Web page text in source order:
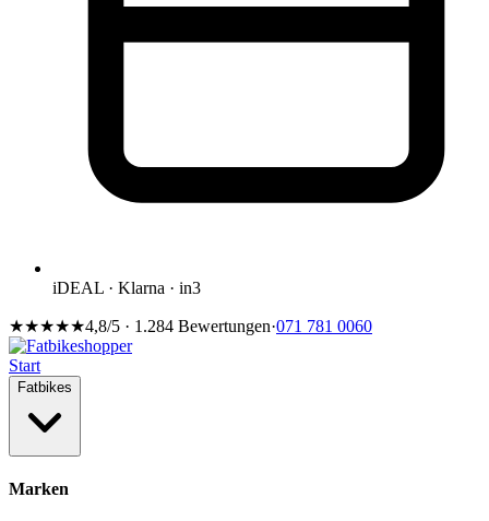
iDEAL · Klarna · in3
★★★★★4,8/5 · 1.284 Bewertungen·071 781 0060
Start
Fatbikes
Marken